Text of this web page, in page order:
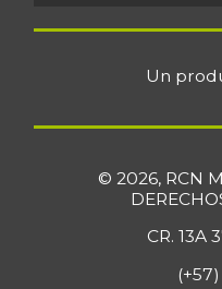
Un
© 2026, RCN
CR. 13A